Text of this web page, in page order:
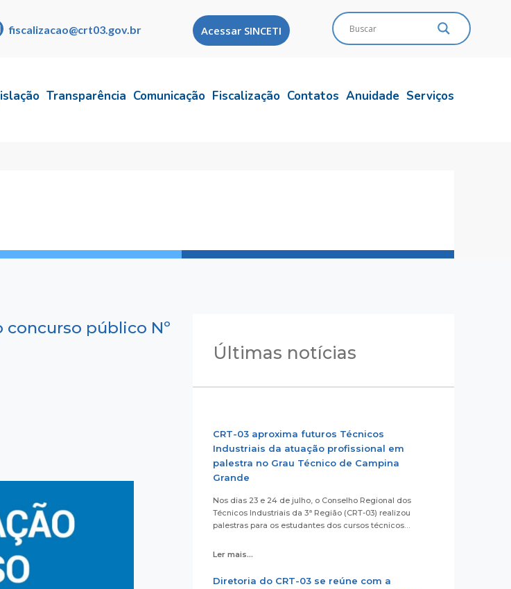
fiscalizacao@crt03.gov.br Acessar SINCETI
Transparência Comunicação Fiscalização Contatos Anuidade Serviços
concurso público Nº
Últimas notícias
CRT-03 aproxima futuros Técnicos
Industriais da atuação profissional em
palestra no Grau Técnico de Campina
Grande
Nos dias 23 e 24 de julho, o Conselho Regional dos
Técnicos Industriais da 3ª Região (CRT-03) realizou
palestras para os estudantes dos cursos técnicos…
Ler mais...
Diretoria do CRT-03 se reúne com a